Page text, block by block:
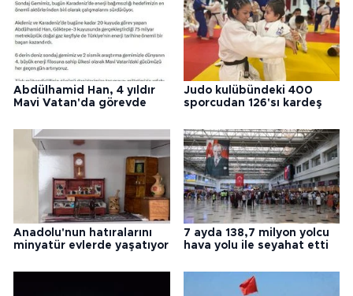
Abdülhamid Han, 4 yıldır
Mavi Vatan'da görevde
Judo kulübündeki 400
sporcudan 126'sı kardeş
Anadolu'nun hatıralarını
minyatür evlerde yaşatıyor
7 ayda 138,7 milyon yolcu
hava yolu ile seyahat etti